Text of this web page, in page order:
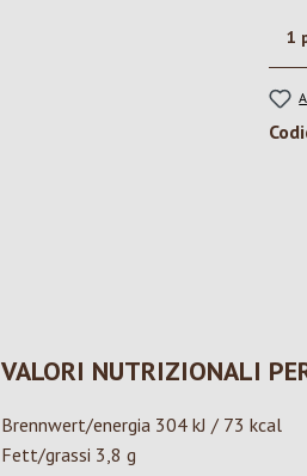
VALORI NUTRIZIONALI
Brennwert/energia 304 kJ / 73 kcal
Fett/grassi 3,8 g